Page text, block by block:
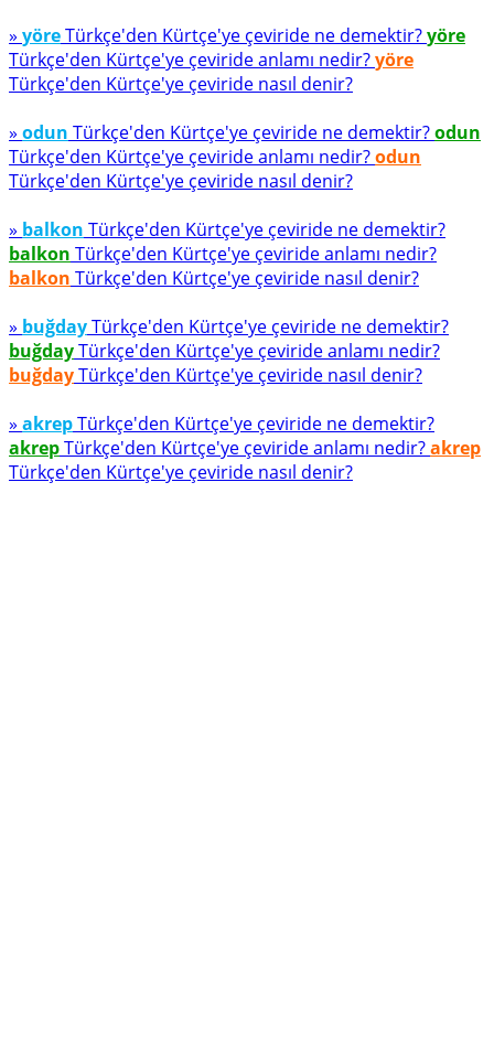
» yöreTürkçe'den Kürtçe'ye çeviride ne demektir?yöre
Türkçe'den Kürtçe'ye çeviride anlamı nedir?yöre
Türkçe'den Kürtçe'ye çeviride nasıl denir?
» odun Türkçe'den Kürtçe'ye çeviride ne demektir?odun
Türkçe'den Kürtçe'ye çeviride anlamı nedir?odun
Türkçe'den Kürtçe'ye çeviride nasıl denir?
» balkon Türkçe'den Kürtçe'ye çeviride ne demektir?
balkon Türkçe'den Kürtçe'ye çeviride anlamı nedir?
balkon Türkçe'den Kürtçe'ye çeviride nasıl denir?
» buğdayTürkçe'den Kürtçe'ye çeviride ne demektir?
buğdayTürkçe'den Kürtçe'ye çeviride anlamı nedir?
buğdayTürkçe'den Kürtçe'ye çeviride nasıl denir?
» akrepTürkçe'den Kürtçe'ye çeviride ne demektir?
akrepTürkçe'den Kürtçe'ye çeviride anlamı nedir?akrep
Türkçe'den Kürtçe'ye çeviride nasıl denir?